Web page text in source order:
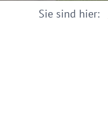
Sie sind hier: